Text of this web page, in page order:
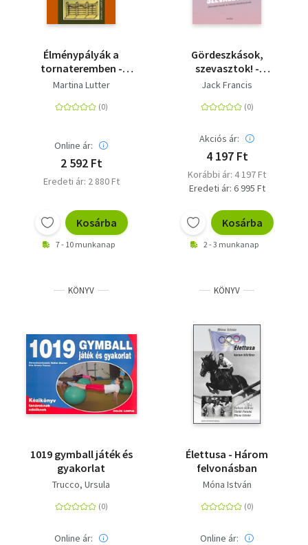
Élménypályák a
tornateremben -
Játékok, gyakorlatok
Martina Lutter
Online ár:
2 592 Ft
Eredeti ár: 2 880 Ft
Kosárba
7 - 10 munkanap
Gördeszkások,
szevasztok! -
Útmutató kezdő és
Jack Francis
Akciós ár:
4 197 Ft
Korábbi ár: 4 197 Ft
Eredeti ár: 6 995 Ft
Kosárba
2 - 3 munkanap
KÖNYV
1019 gymball játék és
gyakorlat
Trucco, Ursula
Online ár:
KÖNYV
Élettusa - Három
felvonásban
Móna István
Online ár: